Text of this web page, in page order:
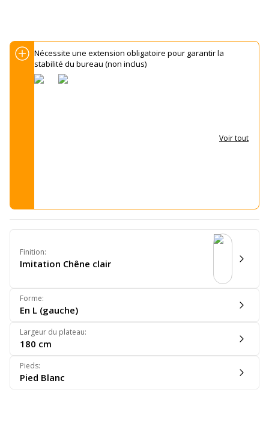
Nécessite une extension obligatoire pour garantir la
stabilité du bureau (non inclus)
Voir tout
Finition:
Imitation Chêne clair
Forme:
En L (gauche)
Largeur du plateau:
180 cm
Pieds:
Pied Blanc